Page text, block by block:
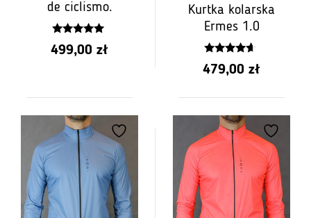
de ciclismo.
4.96
z 5
499,00 zł
Kurtka kolarska
Ermes 1.0
4.46
z 5
479,00 zł